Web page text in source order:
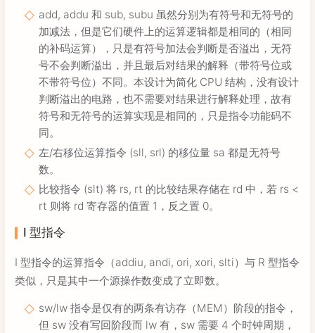
add, addu 和 sub, subu 虽然分别为有符号和无符号的
加减法，但是它们硬件上的运算逻辑都是相同的（相同
的补码运算），只是有符号加法会判断是否溢出，无符
号不会判断溢出，并且最后对结果的解释（带符号位或
不带符号位）不同。本设计为简化 CPU 结构，没有设计
判断溢出的电路，也不需要对结果进行解释处理，故有
符号和无符号的运算实现是相同的，只是指令功能码不
同。
左/右移位运算指令 (sll, srl) 的移位量 sa 都是无符号
数。
比较指令 (slt) 将 rs, rt 的比较结果存储在 rd 中，若 rs <
rt 则将 rd 寄存器的值置 1，反之置 0。
I 型指令
I 型指令的运算指令（addiu, andi, ori, xori, slti）与 R 型指令
类似，只是其中一个源操作数变成了立即数。
sw/lw 指令是仅有的两条有访存（MEM）阶段的指令，
但 sw 没有写回阶段而 lw 有，sw 需要 4 个时钟周期，